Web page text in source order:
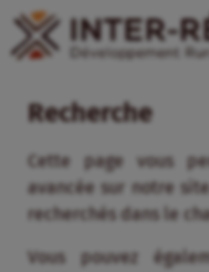
Recherche
Cette page vous
avancée sur notre
recherchés dans le
Vous pouvez